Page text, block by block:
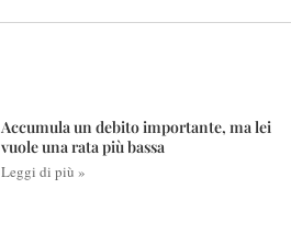
Accumula un debito importante, ma lei
vuole una rata più bassa
Leggi di più »